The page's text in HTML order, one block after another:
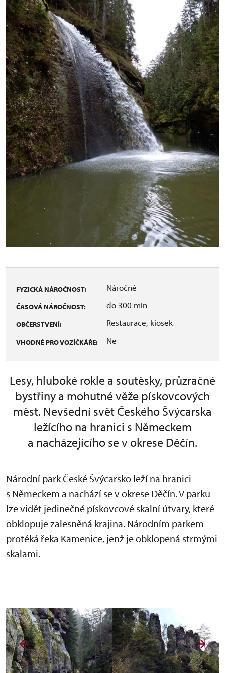
FYZICKÁ NÁROČNOST: Náročné
ČASOVÁ NÁROČNOST: do 300 min
OBČERSTVENÍ: Restaurace, kiosek
VHODNÉ PRO VOZÍČKÁŘE: Ne
Lesy, hluboké rokle a soutěsky, průzračné
bystřiny a mohutné věže pískovcových
měst. Nevšední svět Českého Švýcarska
ležícího na hranici s Německem
a nacházejícího se v okrese Děčín.
Národní park České Švýcarsko leží na hranici
s Německem a nachází se v okrese Děčín. V parku
lze vidět jedinečné pískovcové skalní útvary, které
obklopuje zalesněná krajina. Národním parkem
protéká řeka Kamenice, jenž je obklopená strmými
skalami.